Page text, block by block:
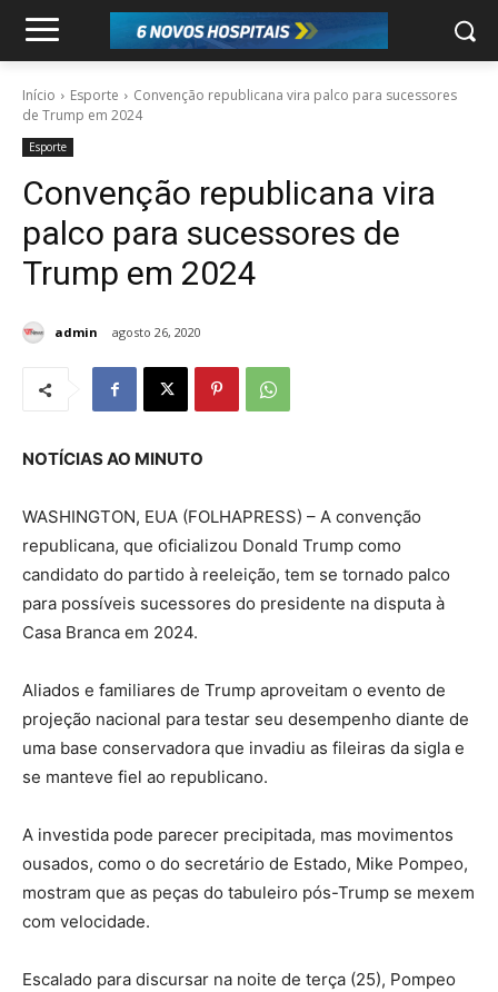
Início Esporte
Convenção republicana vira palco para sucessores
de Trump em 2024
Esporte
Convenção republicana vira
palco para sucessores de
Trump em 2024
admin agosto 26, 2020
NOTÍCIAS AO MINUTO
WASHINGTON, EUA (FOLHAPRESS) – A convenção
republicana, que oficializou Donald Trump como
candidato do partido à reeleição, tem se tornado palco
para possíveis sucessores do presidente na disputa à
Casa Branca em 2024.
Aliados e familiares de Trump aproveitam o evento de
projeção nacional para testar seu desempenho diante de
uma base conservadora que invadiu as fileiras da sigla e
se manteve fiel ao republicano.
A investida pode parecer precipitada, mas movimentos
ousados, como o do secretário de Estado, Mike Pompeo,
mostram que as peças do tabuleiro pós-Trump se mexem
com velocidade.
Escalado para discursar na noite de terça (25), Pompeo